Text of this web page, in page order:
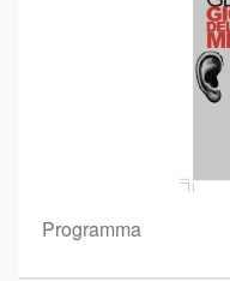
Programma